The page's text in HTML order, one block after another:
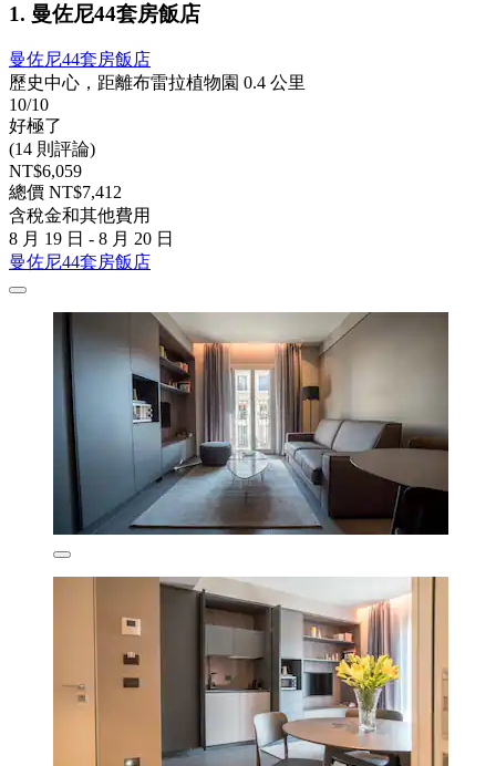
1. 曼佐尼44套房飯店
曼佐尼44套房飯店
歷史中心，距離布雷拉植物園 0.4 公里
10/10
好極了
(14 則評論)
NT$6,059
總價 NT$7,412
含稅金和其他費用
8 月 19 日 - 8 月 20 日
曼佐尼44套房飯店